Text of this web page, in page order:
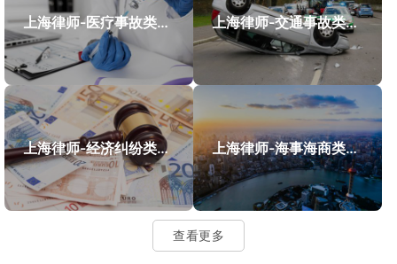
上海律师-医疗事故类案件案例 上海律师-交通事故类案件案例
上海律师-经济纠纷类案件案例 上海律师-海事海商类案件案例
查看更多